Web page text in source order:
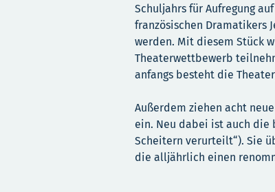
Schuljahrs für Aufregung
französischen Dramatikers
werden. Mit diesem Stück
Theaterwettbewerb
anfangs besteht die
Außerdem ziehen acht
ein. Neu dabei ist auch die
Scheitern verurteilt“). Sie
die alljährlich einen